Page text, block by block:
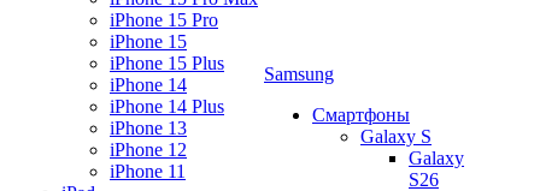
iPhone 15 Pro
iPhone 15
iPhone 15 Plus
iPhone 14
iPhone 14 Plus
iPhone 13
iPhone 12
iPhone 11
Samsung
Смартфоны
Galaxy S
Galaxy
S26